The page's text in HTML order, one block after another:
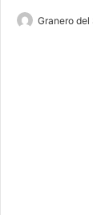
Granero del